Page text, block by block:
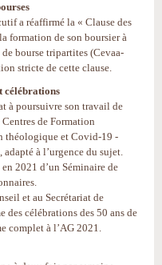
a réaffirmé la « Clause des
formation de son boursier à
bourse tripartites (Cevaa-
stricte de cette clause.
célébrations
à poursuivre son travail de
de Formation
théologique et Covid-19 -
à l’urgence du sujet.
2021 d’un Séminaire de
et au Secrétariat de
des célébrations des 50 ans de
complet à l’AG 2021.